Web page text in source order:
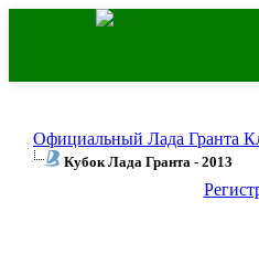
Официальный Лада Гранта
Кубок Лада Гранта - 2013